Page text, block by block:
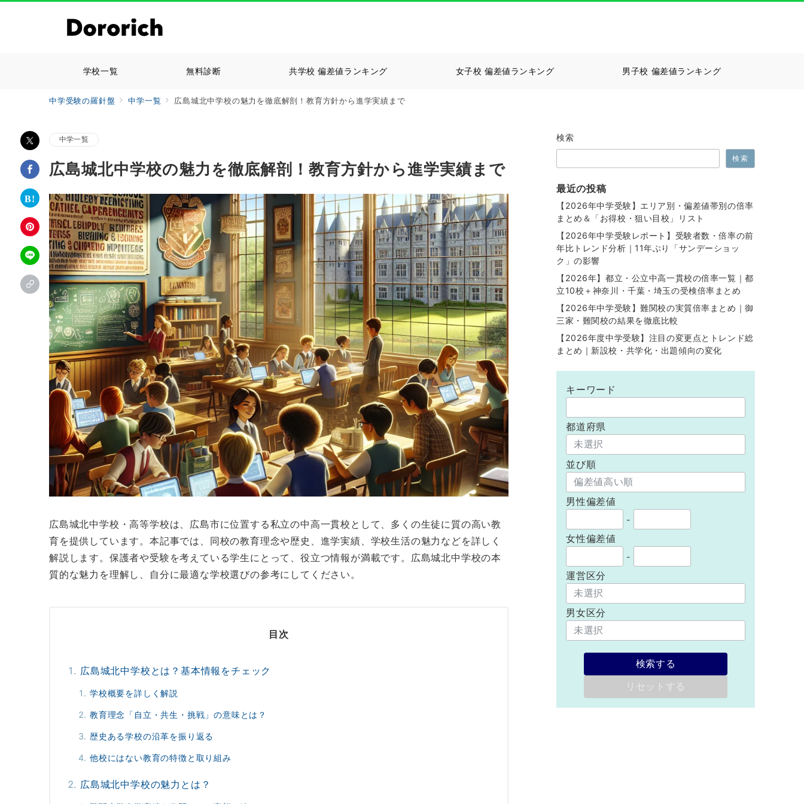
学校一覧 無料診断 共学校 偏差値ランキング 女子校 偏差値ランキング 男子校 偏差値ランキング
中学受験の羅針盤 中学一覧 広島城北中学校の魅力を徹底解剖！教育方針から進学実績まで
中学一覧
広島城北中学校の魅力を徹底解剖！教育方針から進学実績まで
広島城北中学校・高等学校は、広島市に位置する私立の中高一貫校として、多くの生徒に質の高い教
育を提供しています。本記事では、同校の教育理念や歴史、進学実績、学校生活の魅力などを詳しく
解説します。保護者や受験を考えている学生にとって、役立つ情報が満載です。広島城北中学校の本
質的な魅力を理解し、自分に最適な学校選びの参考にしてください。
目次
広島城北中学校とは？基本情報をチェック
学校概要を詳しく解説
教育理念「自立・共生・挑戦」の意味とは？
歴史ある学校の沿革を振り返る
他校にはない教育の特徴と取り組み
広島城北中学校の魅力とは？
検索
検索
最近の投稿
【2026年中学受験】エリア別・偏差値帯別の倍率
まとめ＆「お得校・狙い目校」リスト
【2026年中学受験レポート】受験者数・倍率の前
年比トレンド分析｜11年ぶり「サンデーショッ
ク」の影響
【2026年】都立・公立中高一貫校の倍率一覧｜都
立10校＋神奈川・千葉・埼玉の受検倍率まとめ
【2026年中学受験】難関校の実質倍率まとめ｜御
三家・難関校の結果を徹底比較
【2026年度中学受験】注目の変更点とトレンド総
まとめ｜新設校・共学化・出題傾向の変化
キーワード
都道府県
並び順
男性偏差値
-
女性偏差値
-
運営区分
男女区分
検索する
リセットする